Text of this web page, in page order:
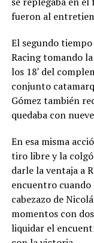
fueron al
El segundo
Racing tomando
los 18′ del
conjunto
Gómez también
quedaba con
En esa misma
tiro libre y la
darle la ventaja a
encuentro
cabezazo de
momentos con
liquidar el